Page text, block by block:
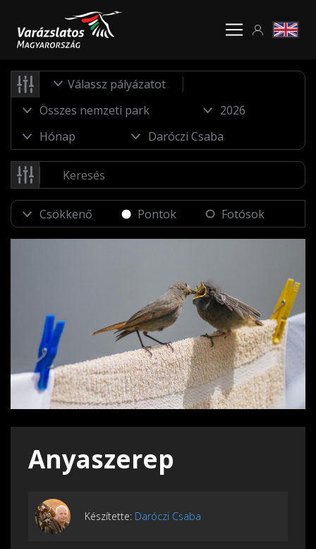
Válassz pályázatot
Pontok Fotósok
Anyaszerep
Készítette: Daróczi Csaba